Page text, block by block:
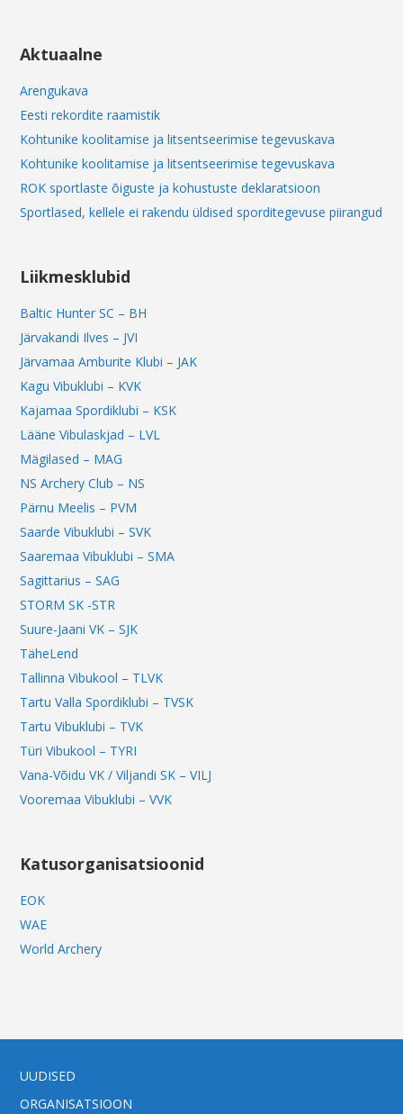
Aktuaalne
Arengukava
Eesti rekordite raamistik
Kohtunike koolitamise ja litsentseerimise tegevuskava
Kohtunike koolitamise ja litsentseerimise tegevuskava
ROK sportlaste õiguste ja kohustuste deklaratsioon
Sportlased, kellele ei rakendu üldised sporditegevuse piirangud
Liikmesklubid
Baltic Hunter SC – BH
Järvakandi Ilves – JVI
Järvamaa Amburite Klubi – JAK
Kagu Vibuklubi – KVK
Kajamaa Spordiklubi – KSK
Lääne Vibulaskjad – LVL
Mägilased – MAG
NS Archery Club – NS
Pärnu Meelis – PVM
Saarde Vibuklubi – SVK
Saaremaa Vibuklubi – SMA
Sagittarius – SAG
STORM SK -STR
Suure-Jaani VK – SJK
TäheLend
Tallinna Vibukool – TLVK
Tartu Valla Spordiklubi – TVSK
Tartu Vibuklubi – TVK
Türi Vibukool – TYRI
Vana-Võidu VK / Viljandi SK – VILJ
Vooremaa Vibuklubi – VVK
Katusorganisatsioonid
EOK
WAE
World Archery
UUDISED
ORGANISATSIOON